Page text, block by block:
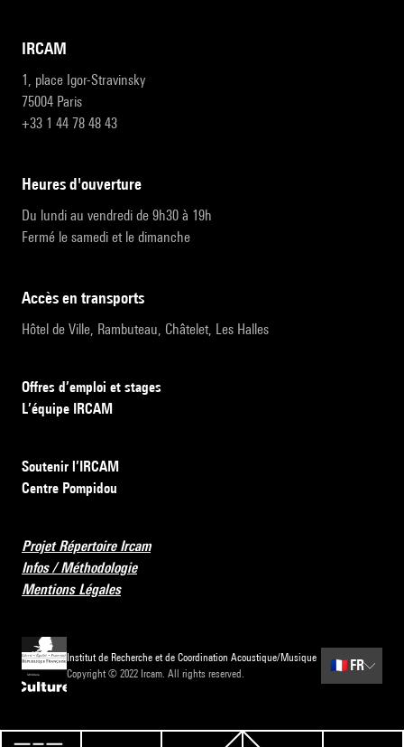
IRCAM
1, place Igor-Stravinsky
75004 Paris
+33 1 44 78 48 43
heures d'ouverture
Du lundi au vendredi de 9h30 à 19h
Fermé le samedi et le dimanche
accès en transports
Hôtel de Ville, Rambuteau, Châtelet, Les Halles
Offres d’emploi et stages
L’équipe IRCAM
Soutenir l’IRCAM
Centre Pompidou
Projet Répertoire Ircam
Infos / Méthodologie
Mentions Légales
Institut de Recherche et de Coordination Acoustique/Musique
Copyright © 2022 Ircam. All rights reserved.
🇫🇷 FR